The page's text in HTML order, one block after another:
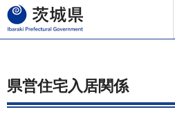
茨城県
県営住宅入居関係